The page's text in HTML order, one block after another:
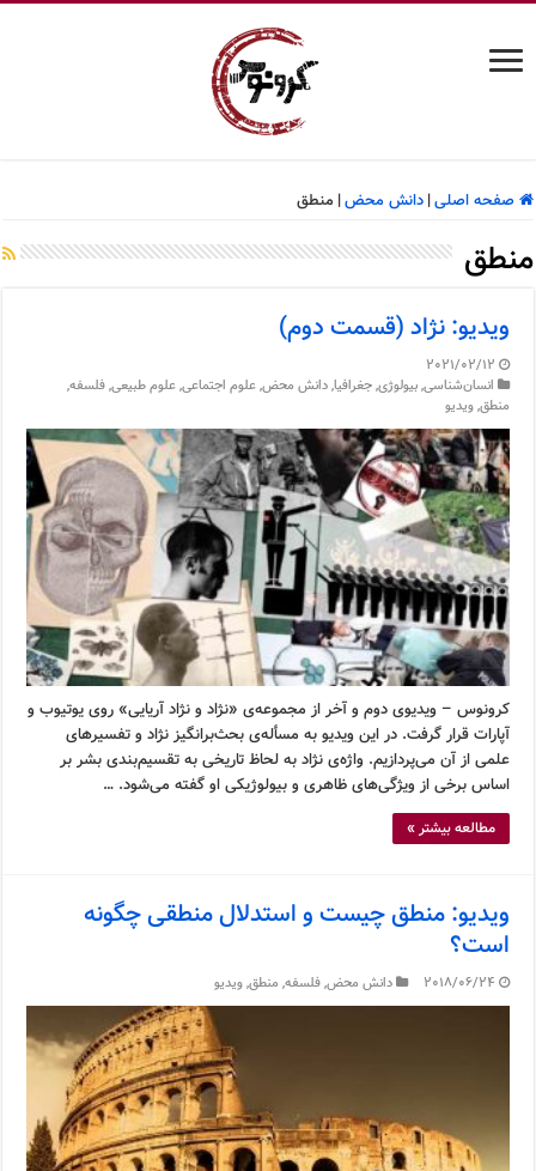
صفحه اصلی| دانش محض| منطق
منطق
ویدیو: نژاد (قسمت دوم)
2021/02/12
انسان‌شناسی,بیولوژی,جغرافیا,دانش محض,علوم اجتماعی,علوم طبیعی,فلسفه,
منطق,ویدیو
کرونوس – ویدیوی دوم و آخر از مجموعه‌ی «نژاد و نژاد آریایی» روی یوتیوب و
آپارات قرار گرفت. در این ویدیو به مسأله‌ی بحث‌برانگیز نژاد و تفسیرهای
علمی از آن می‌پردازیم. واژه‌ی نژاد به لحاظ تاریخی به تقسیم‌بندی بشر بر
اساس برخی از ویژگی‌های ظاهری و بیولوژیکی او گفته می‌شود. …
مطالعه بیشتر »
ویدیو: منطق چیست و استدلال منطقی چگونه
است؟
2018/06/24 دانش محض,فلسفه, منطق,ویدیو